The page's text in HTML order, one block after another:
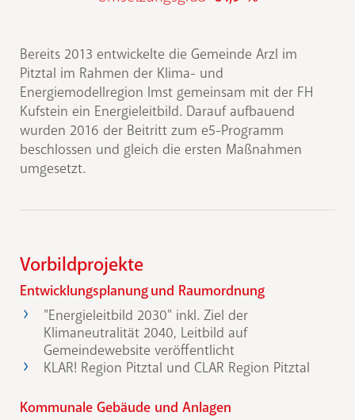
Bereits 2013 entwickelte die Gemeinde Arzl im
Pitztal im Rahmen der Klima- und
Energiemodellregion Imst gemeinsam mit der FH
Kufstein ein Energieleitbild. Darauf aufbauend
wurden 2016 der Beitritt zum e5-Programm
beschlossen und gleich die ersten Maßnahmen
umgesetzt.
Vorbildprojekte
Entwicklungsplanung und Raumordnung
"Energieleitbild 2030" inkl. Ziel der
Klimaneutralität 2040, Leitbild auf
Gemeindewebsite veröffentlicht
KLAR! Region Pitztal und CLAR Region Pitztal
Kommunale Gebäude und Anlagen